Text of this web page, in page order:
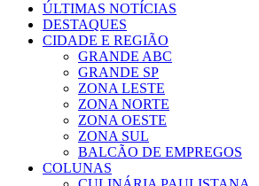
ÚLTIMAS NOTÍCIAS
DESTAQUES
CIDADE E REGIÃO
GRANDE ABC
GRANDE SP
ZONA LESTE
ZONA NORTE
ZONA OESTE
ZONA SUL
BALCÃO DE EMPREGOS
COLUNAS